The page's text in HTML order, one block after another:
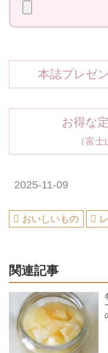
本誌プレゼ
お得な
（富士
2025-11-09
おいしいもの
関連記事